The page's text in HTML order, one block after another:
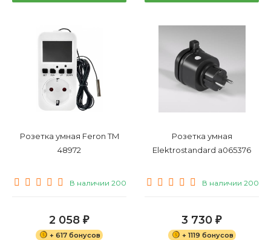
Розетка умная Feron TM
48972
В наличии 200
2 058 ₽
+ 617 бонусов
Розетка умная
Elektrostandard a065376
В наличии 200
3 730 ₽
+ 1119 бонусов